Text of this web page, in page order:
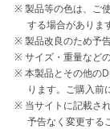
製品等の色は、ご
する場合がありま
製品改良のため予
サイズ・重量など
本製品とその他の
ります。ご購入前
当サイトに記載さ
予告なく変更する